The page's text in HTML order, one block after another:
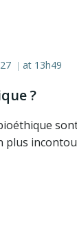
| at 13h49
?
plus